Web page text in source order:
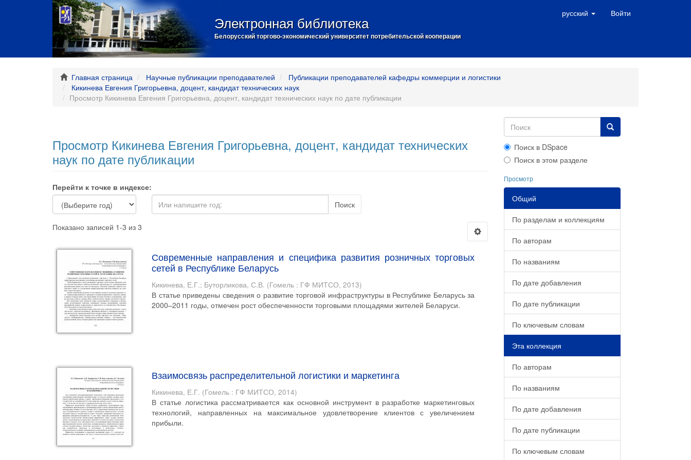
Электронная библиотека
Белорусский торгово-экономический университет потребительской кооперации
русский Войти
Главная страница Научные публикации преподавателей
Публикации преподавателей кафедры коммерции и логистики
Кикинева Евгения Григорьевна, доцент, кандидат технических наук
Просмотр Кикинева Евгения Григорьевна, доцент, кандидат технических наук по дате публикации
Просмотр Кикинева Евгения Григорьевна, доцент, кандидат технических
наук по дате публикации
Перейти к точке в индексе:
Поиск
Показано записей 1-3 из 3
Современные направления и специфика развития розничных торговых
сетей в Республике Беларусь
Кикинева, Е.Г.; Буторликова, С.В. (Гомель : ГФ МИТСО,2013)
В статье приведены сведения о развитие торговой инфраструктуры в Республике Беларусь за
2000–2011 годы, отмечен рост обеспеченности торговыми площадями жителей Беларуси.
Взаимосвязь распределительной логистики и маркетинга
Кикинева, Е.Г. (Гомель : ГФ МИТСО,2014)
В статье логистика рассматривается как основной инструмент в разработке маркетинговых
технологий, направленных на максимальное удовлетворение клиентов с увеличением
прибыли.
Поиск в DSpace
Поиск в этом разделе
Просмотр
Общий
По разделам и коллекциям
По авторам
По названиям
По дате добавления
По дате публикации
По ключевым словам
Эта коллекция
По авторам
По названиям
По дате добавления
По дате публикации
По ключевым словам